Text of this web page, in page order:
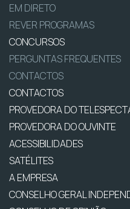
EM DIRETO
REVER PROGRAMAS
CONCURSOS
PERGUNTAS FREQUENTES
CONTACTOS
CONTACTOS
PROVEDORA DO
PROVEDORA DO OUVINTE
ACESSIBILIDADES
SATÉLITES
A EMPRESA
CONSELHO GERAL